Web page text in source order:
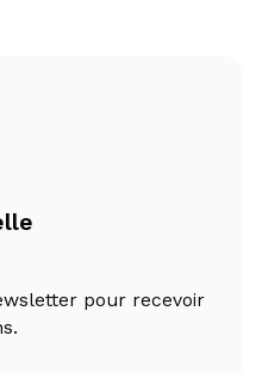
pour recevoir